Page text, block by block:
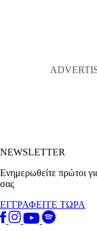
NEWSLETTER
Ενημερωθείτε πρώτοι
σας
ΕΓΓΡΑΦΕΙΤΕ ΤΩΡΑ